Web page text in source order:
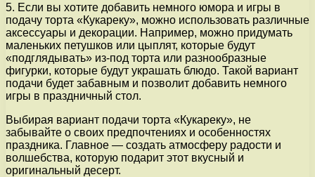
5. Если вы хотите добавить немного юмора и игры в
подачу торта «Кукареку», можно использовать различные
аксессуары и декорации. Например, можно придумать
маленьких петушков или цыплят, которые будут
«подглядывать» из-под торта или разнообразные
фигурки, которые будут украшать блюдо. Такой вариант
подачи будет забавным и позволит добавить немного
игры в праздничный стол.
Выбирая вариант подачи торта «Кукареку», не
забывайте о своих предпочтениях и особенностях
праздника. Главное — создать атмосферу радости и
волшебства, которую подарит этот вкусный и
оригинальный десерт.